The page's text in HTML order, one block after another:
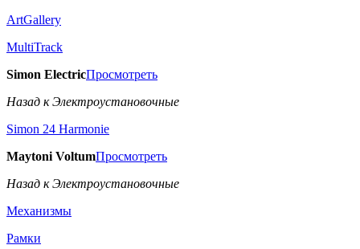
ArtGallery
MultiTrack
Simon ElectricПросмотреть
Назад к Электроустановочные
Simon 24 Harmonie
Maytoni VoltumПросмотреть
Назад к Электроустановочные
Механизмы
Рамки